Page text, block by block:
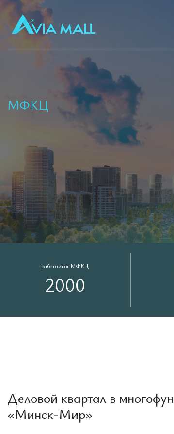
МФКЦ
работников МФКЦ
2000
Деловой квартал в
«Минск-Мир»
Бизнес-комплекс МФКЦ
World» по